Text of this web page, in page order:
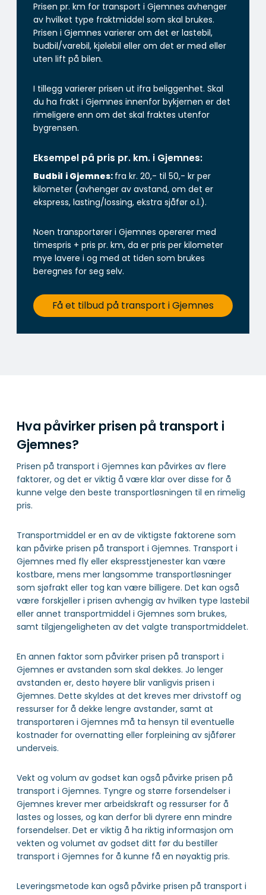
Prisen pr. km for transport i Gjemnes avhenger
av hvilket type fraktmiddel som skal brukes.
Prisen i Gjemnes varierer om det er lastebil,
budbil/varebil, kjølebil eller om det er med eller
uten lift på bilen.
I tillegg varierer prisen ut ifra beliggenhet. Skal
du ha frakt i Gjemnes innenfor bykjernen er det
rimeligere enn om det skal fraktes utenfor
bygrensen.
Eksempel på pris pr. km. i Gjemnes:
Budbil i Gjemnes: fra kr. 20,- til 50,- kr per
kilometer (avhenger av avstand, om det er
ekspress, lasting/lossing, ekstra sjåfør o.l.).
Noen transportører i Gjemnes opererer med
timespris + pris pr. km, da er pris per kilometer
mye lavere i og med at tiden som brukes
beregnes for seg selv.
Få et tilbud på transport i Gjemnes
Hva påvirker prisen på transport i
Gjemnes?
Prisen på transport i Gjemnes kan påvirkes av flere
faktorer, og det er viktig å være klar over disse for å
kunne velge den beste transportløsningen til en rimelig
pris.
Transportmiddel er en av de viktigste faktorene som
kan påvirke prisen på transport i Gjemnes. Transport i
Gjemnes med fly eller ekspresstjenester kan være
kostbare, mens mer langsomme transportløsninger
som sjøfrakt eller tog kan være billigere. Det kan også
være forskjeller i prisen avhengig av hvilken type lastebil
eller annet transportmiddel i Gjemnes som brukes,
samt tilgjengeligheten av det valgte transportmiddelet.
En annen faktor som påvirker prisen på transport i
Gjemnes er avstanden som skal dekkes. Jo lenger
avstanden er, desto høyere blir vanligvis prisen i
Gjemnes. Dette skyldes at det kreves mer drivstoff og
ressurser for å dekke lengre avstander, samt at
transportøren i Gjemnes må ta hensyn til eventuelle
kostnader for overnatting eller forpleining av sjåfører
underveis.
Vekt og volum av godset kan også påvirke prisen på
transport i Gjemnes. Tyngre og større forsendelser i
Gjemnes krever mer arbeidskraft og ressurser for å
lastes og losses, og kan derfor bli dyrere enn mindre
forsendelser. Det er viktig å ha riktig informasjon om
vekten og volumet av godset ditt før du bestiller
transport i Gjemnes for å kunne få en nøyaktig pris.
Leveringsmetode kan også påvirke prisen på transport i